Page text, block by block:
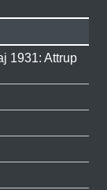
1931: Attrup